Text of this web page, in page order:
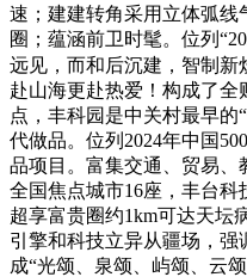
速；建建转角采用立体弧线
圈；蕴涵前卫时髦。位列
远见，而和后沉建，智制新
赴山海更赴热爱！构成了
点，丰科园是中关村最早的
代做品。位列2024年中国
品项目。富集交通、贸易、
全国焦点城市16座，丰台
超享富贵圈约1km可达天坛
引擎和科技立异从疆场，
成“光颂、泉颂、屿颂、云